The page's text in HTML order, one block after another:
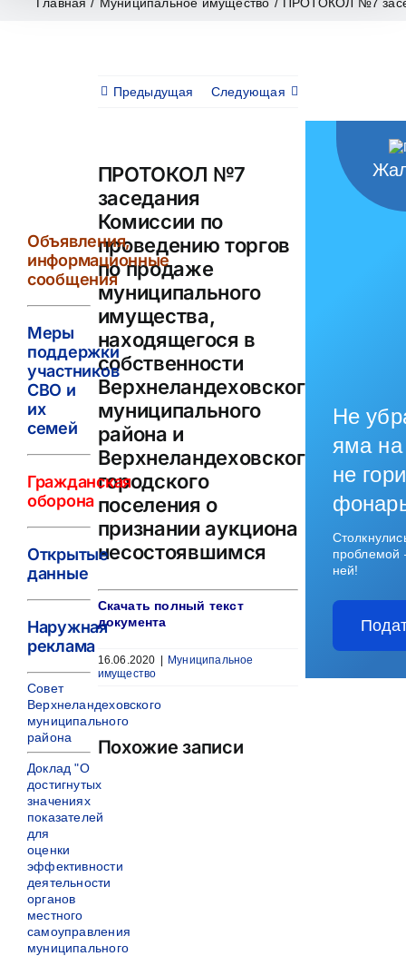
Предыдущая Следующая
ПРОТОКОЛ №7
заседания
Комиссии по
проведению торгов
по продаже
муниципального
имущества,
находящегося в
собственности
Верхнеландеховского
муниципального
района и
Верхнеландеховского
городского
поселения о
признании аукциона
несостоявшимся
Скачать полный текст
документа
16.06.2020
Муниципальное
имущество
Похожие записи
Объявления,
информационные
сообщения
Меры
поддержки
участников
СВО и
их
семей
Гражданская
оборона
Открытые
данные
Наружная
реклама
Совет
Верхнеландеховского
муниципального
района
Доклад "О
достигнутых
значениях
показателей
для
оценки
эффективности
деятельности
органов
местного
самоуправления
муниципального
Не
яма на
не
ней!